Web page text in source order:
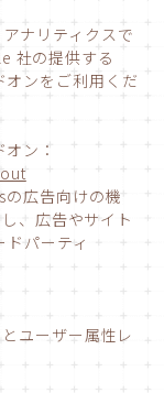
ナリティクスで
社の提供する
ンをご利用くだ
ン：
の広告向けの機
、広告やサイト
パーティ
ユーザー属性レ